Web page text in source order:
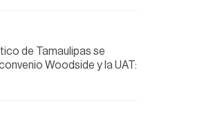
de Tamaulipas se
Woodside y la UAT: